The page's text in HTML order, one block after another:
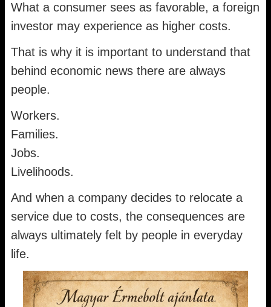
What a consumer sees as favorable, a foreign
investor may experience as higher costs.
That is why it is important to understand that
behind economic news there are always
people.
Workers.
Families.
Jobs.
Livelihoods.
And when a company decides to relocate a
service due to costs, the consequences are
always ultimately felt by people in everyday
life.